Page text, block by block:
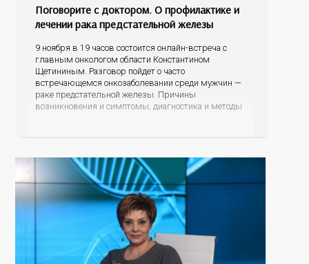
Поговорите с доктором. О профилактике и
лечении рака предстательной железы
9 ноября в 19 часов состоится онлайн-встреча с
главным онкологом области Константином
Щетининым. Разговор пойдет о часто
встречающемся онкозаболевании среди мужчин —
раке предстательной железы. Причины
возникновения и симптомы, диагностика и методы